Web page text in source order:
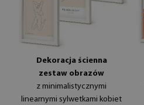
Dekoracja ścienna
zestaw obrazów
z minimalistycznymi
linearnymi sylwetkami kobiet